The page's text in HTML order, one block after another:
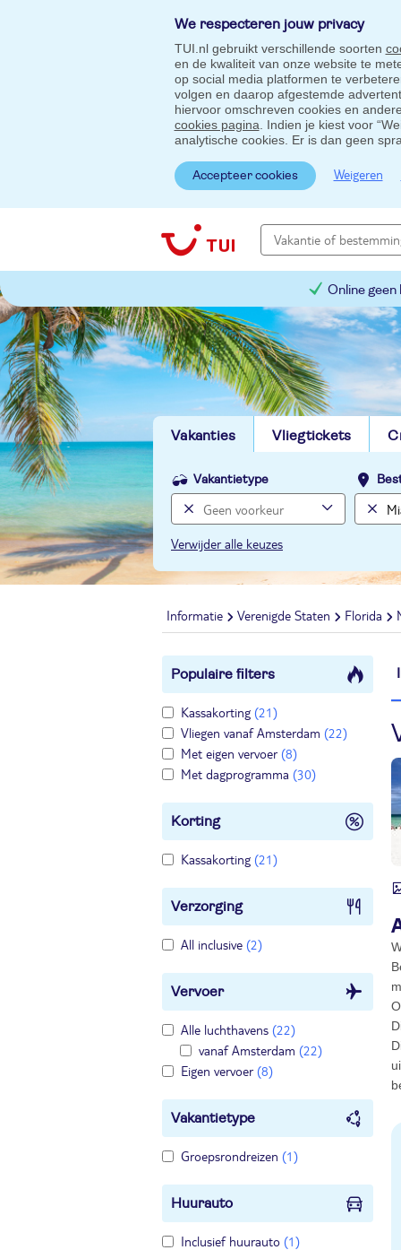
We respecteren jouw privacy
TUI.nl gebruikt verschillende soorten
en de kwaliteit van onze website te
op social media platformen te
volgen en daarop afgestemde
hiervoor omschreven cookies en
cookies pagina . Indien je kiest voor
analytische cookies. Er is dan geen
Accepteer cookies Weigeren
Online
Vakanties Vliegtickets
Vakantietype
Verwijder alle keuzes
Informatie Verenigde Staten Florida
Populaire filters
Kassakorting (21)
Vliegen vanaf Amsterdam (22)
Met eigen vervoer(8)
Met dagprogramma (30)
Korting
Kassakorting (21)
Verzorging
All inclusive (2)
Vervoer
Alle luchthavens (22)
vanaf Amsterdam (22)
Eigen vervoer(8)
Vakantietype
Groepsrondreizen (1)
Huurauto
Inclusief huurauto (1)